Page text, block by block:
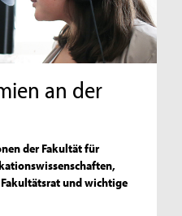
an der
der Fakultät für
und wichtige